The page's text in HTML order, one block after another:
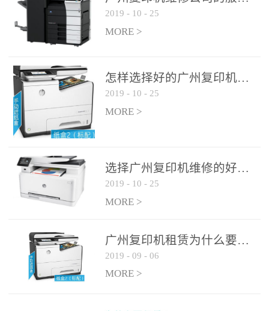
2019 - 10 - 25
MORE >
怎样选择好的广州复印机维修公司?
2019 - 10 - 25
MORE >
选择广州复印机维修的好处有哪些?
2019 - 10 - 25
MORE >
广州复印机租赁为什么要选大平台
2019 - 09 - 06
MORE >